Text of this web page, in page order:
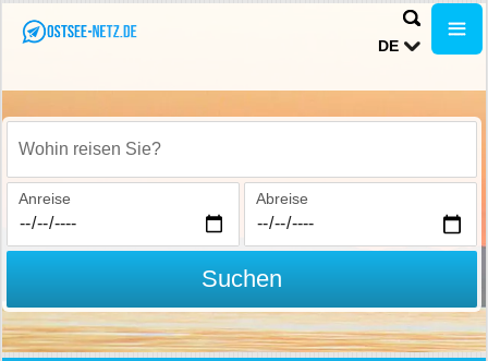
DE
Wohin reisen Sie?
Anreise Abreise
Suchen